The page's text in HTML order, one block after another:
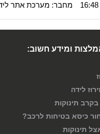
מחבר: מערכת אתר
ומידע חשוב:
לידה
תינוקות
כיסא בטיחות לרכב?
תינוקות